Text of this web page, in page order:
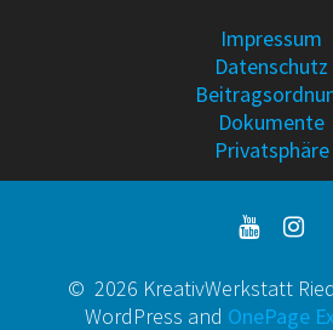
Impressum
Datenschutz
Dokumente
Privatsphäre
© 2026 KreativWerkstatt
WordPress and OnePage